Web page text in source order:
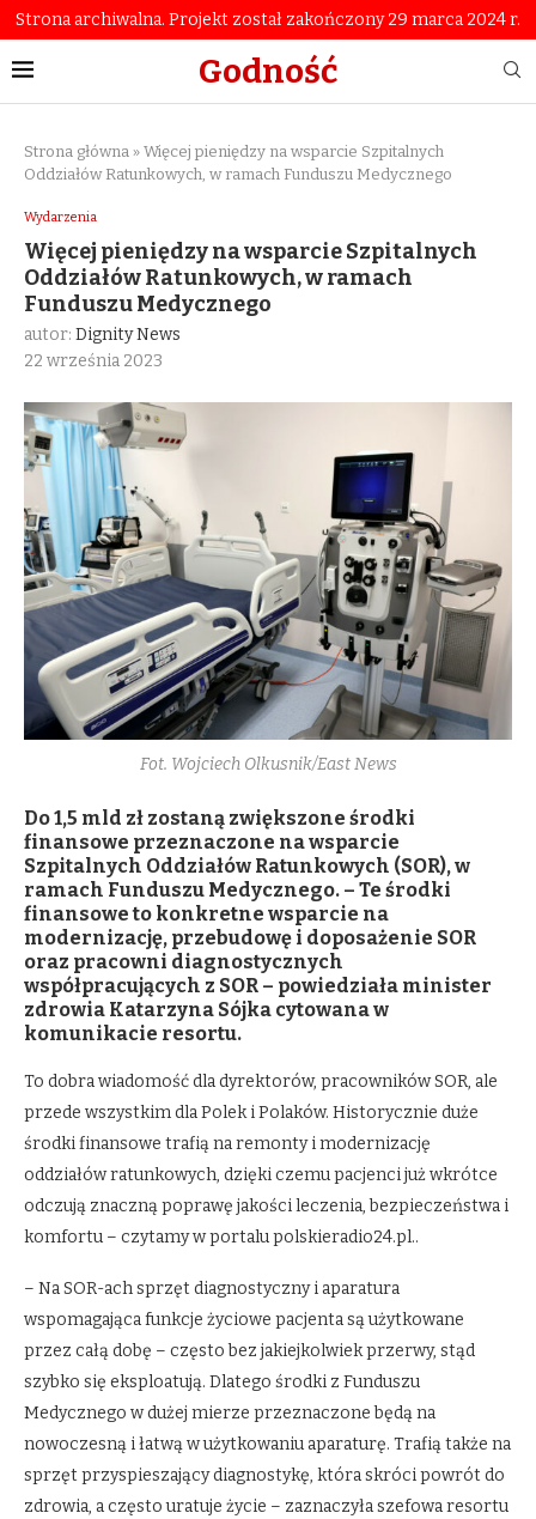
Strona archiwalna. Projekt został zakończony 29 marca 2024 r.
Godność
Strona główna » Więcej pieniędzy na wsparcie Szpitalnych
Oddziałów Ratunkowych, w ramach Funduszu Medycznego
Wydarzenia
Więcej pieniędzy na wsparcie Szpitalnych
Oddziałów Ratunkowych, w ramach
Funduszu Medycznego
autor: Dignity News
22 września 2023
Fot. Wojciech Olkusnik/East News
Do 1,5 mld zł zostaną zwiększone środki
finansowe przeznaczone na wsparcie
Szpitalnych Oddziałów Ratunkowych (SOR), w
ramach Funduszu Medycznego. – Te środki
finansowe to konkretne wsparcie na
modernizację, przebudowę i doposażenie SOR
oraz pracowni diagnostycznych
współpracujących z SOR – powiedziała minister
zdrowia Katarzyna Sójka cytowana w
komunikacie resortu.
To dobra wiadomość dla dyrektorów, pracowników SOR, ale
przede wszystkim dla Polek i Polaków. Historycznie duże
środki finansowe trafią na remonty i modernizację
oddziałów ratunkowych, dzięki czemu pacjenci już wkrótce
odczują znaczną poprawę jakości leczenia, bezpieczeństwa i
komfortu – czytamy w portalu polskieradio24.pl..
– Na SOR-ach sprzęt diagnostyczny i aparatura
wspomagająca funkcje życiowe pacjenta są użytkowane
przez całą dobę – często bez jakiejkolwiek przerwy, stąd
szybko się eksploatują. Dlatego środki z Funduszu
Medycznego w dużej mierze przeznaczone będą na
nowoczesną i łatwą w użytkowaniu aparaturę. Trafią także na
sprzęt przyspieszający diagnostykę, która skróci powrót do
zdrowia, a często uratuje życie – zaznaczyła szefowa resortu